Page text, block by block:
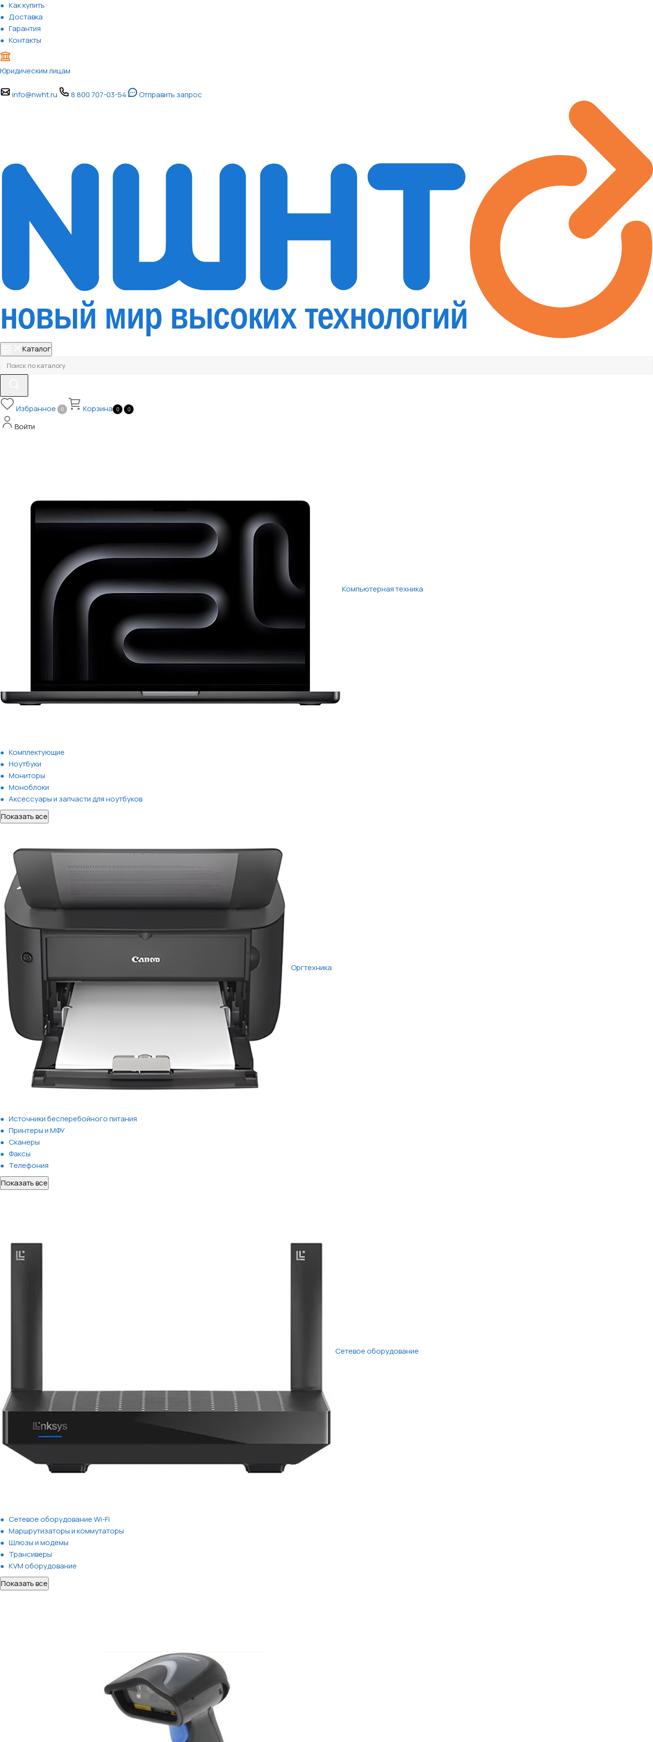
Как купить
Доставка
Гарантия
Контакты
Юридическим лицам
info@nwht.ru 8 800 707-03-54 Отправить запрос
Каталог
Избранное 0 Корзина 0 0
Войти
Компьютерная техника
Комплектующие
Ноутбуки
Мониторы
Моноблоки
Аксессуары и запчасти для ноутбуков
Показать все
Оргтехника
Источники бесперебойного питания
Принтеры и МФУ
Сканеры
Факсы
Телефония
Показать все
Сетевое оборудование
Сетевое оборудование Wi-Fi
Маршрутизаторы и коммутаторы
Шлюзы и модемы
Трансиверы
KVM оборудование
Показать все